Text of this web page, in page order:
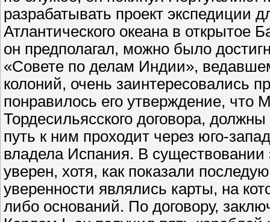
разрабатывать проект экспедиции
Атлантического океана в открытое
он предполагал, можно было
«Совете по делам Индии»,
колоний, очень заинтересовались
понравилось его утверждение, что
Тордесильясского договора,
путь к ним проходит через юго-
владела Испания. В
уверен, хотя, как показали
уверенности являлись карты, на
либо оснований. По договору,